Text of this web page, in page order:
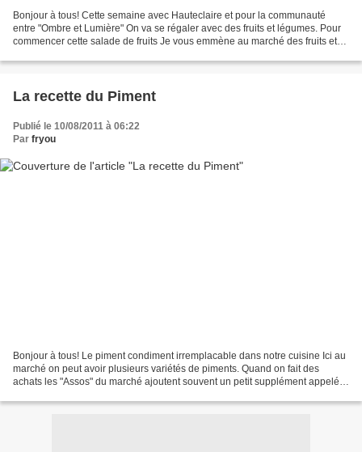
Bonjour à tous! Cette semaine avec Hauteclaire et pour la communauté
entre "Ombre et Lumière" On va se régaler avec des fruits et légumes. Pour
commencer cette salade de fruits Je vous emmène au marché des fruits et
La recette du Piment
Publié le 10/08/2011 à 06:22
Par fryou
Bonjour à tous! Le piment condiment irremplacable dans notre cuisine Ici au
marché on peut avoir plusieurs variétés de piments. Quand on fait des
achats les "Assos" du marché ajoutent souvent un petit supplément appelé